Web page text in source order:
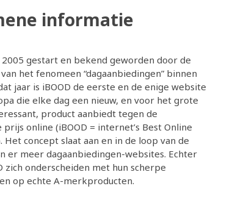
informatie
2005 gestart en bekend geworden door de
het fenomeen “dagaanbiedingen” binnen
jaar is iBOOD de eerste en de enige website
die elke dag een nieuw, en voor het grote
product aanbiedt tegen de
prijs online (iBOOD = internet’s Best Online
Het concept slaat aan en in de loop van de
er meer dagaanbiedingen-websites. Echter
zich onderscheiden met hun scherpe
op echte A-merkproducten.